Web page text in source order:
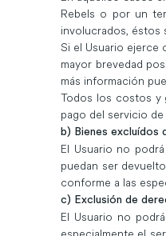
Rebels o por un
involucrados, éstos
Si el Usuario ejerce
mayor brevedad
más información
Todos los costos y
pago del servicio
b) Bienes
El Usuario no
puedan ser
conforme a las
c) Exclusión de
El Usuario no